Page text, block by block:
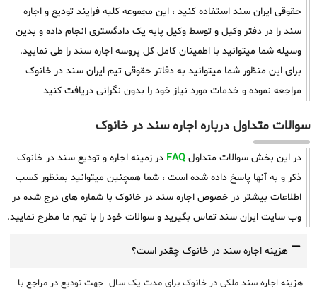
حقوقی ایران سند استفاده کنید ، این مجموعه کلیه فرایند تودیع و اجاره
سند را در دفتر وکیل و توسط وکیل پایه یک دادگستری انجام داده و بدین
وسیله شما میتوانید با اطمینان کامل کل پروسه اجاره سند را طی نمایید.
برای این منظور شما میتوانید به دفاتر حقوقی تیم ایران سند در خانوک
مراجعه نموده و خدمات مورد نیاز خود را بدون نگرانی دریافت کنید
سوالات متداول درباره اجاره سند در خانوک
در این بخش سوالات متداول FAQ در زمینه اجاره و تودیع سند در خانوک
ذکر و به آنها پاسخ داده شده است ، شما همچنین میتوانید بمنظور کسب
اطلاعات بیشتر در خصوص اجاره سند در خانوک با شماره های درج شده در
وب سایت ایران سند تماس بگیرید و سوالات خود را با تیم ما مطرح نمایید.
هزینه اجاره سند در خانوک چقدر است؟
هزینه اجاره سند ملکی در خانوک برای مدت یک سال جهت تودیع در مراجع با